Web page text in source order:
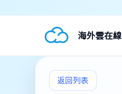
海外雲在線
返回列表